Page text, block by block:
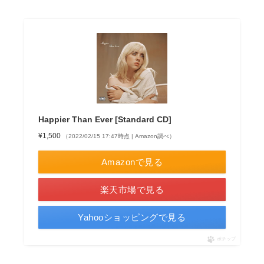
Happier Than Ever [Standard CD]
¥1,500 （2022/02/15 17:47時点 | Amazon調べ）
Amazonで見る
楽天市場で見る
Yahooショッピングで見る
ポチップ